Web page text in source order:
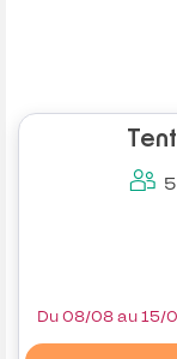
Du 08/08 au 15/